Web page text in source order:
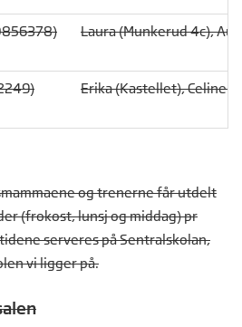
Laura (Munkerud 4c),
Erika (Kastellet), Celine
og trenerne får utdelt
(frokost, lunsj og middag) pr
serveres på Sentralskolan,
vi ligger på.